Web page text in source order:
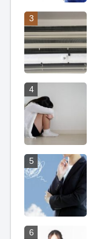
3
4
5
6